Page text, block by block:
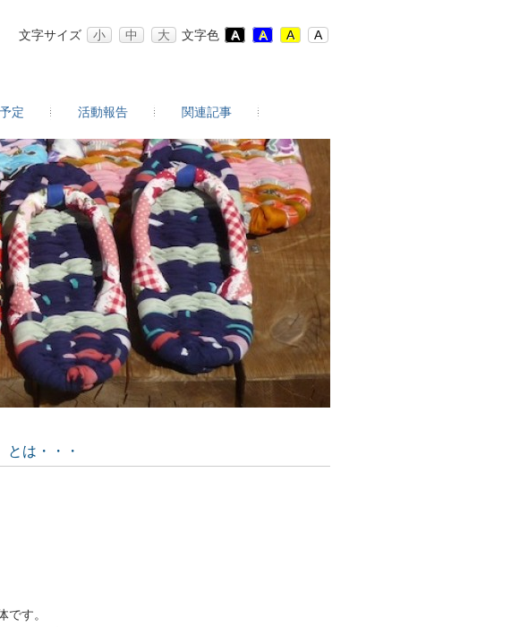
文字サイズ 小 中 大 文字色 A A A A
定 活動報告 関連記事
は・・・
す。